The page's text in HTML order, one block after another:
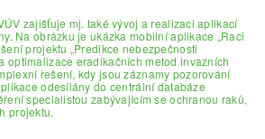
zajišťuje mj. také vývoj a realizaci aplikací
Na obrázku je ukázka mobilní aplikace „Raci
projektu „Predikce nebezpečnosti
optimalizace eradikačních metod invazních
řešení, kdy jsou záznamy pozorování
odesílány do centrální databáze
specialistou zabývajícím se ochranou raků,
projektu.